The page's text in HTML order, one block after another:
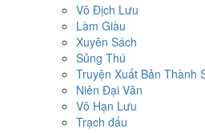
Vô Địch Lưu
Làm Giàu
Xuyên Sách
Sủng Thú
Truyện Xuất Bản Thành
Niên Đại Văn
Vô Hạn Lưu
Trạch đấu